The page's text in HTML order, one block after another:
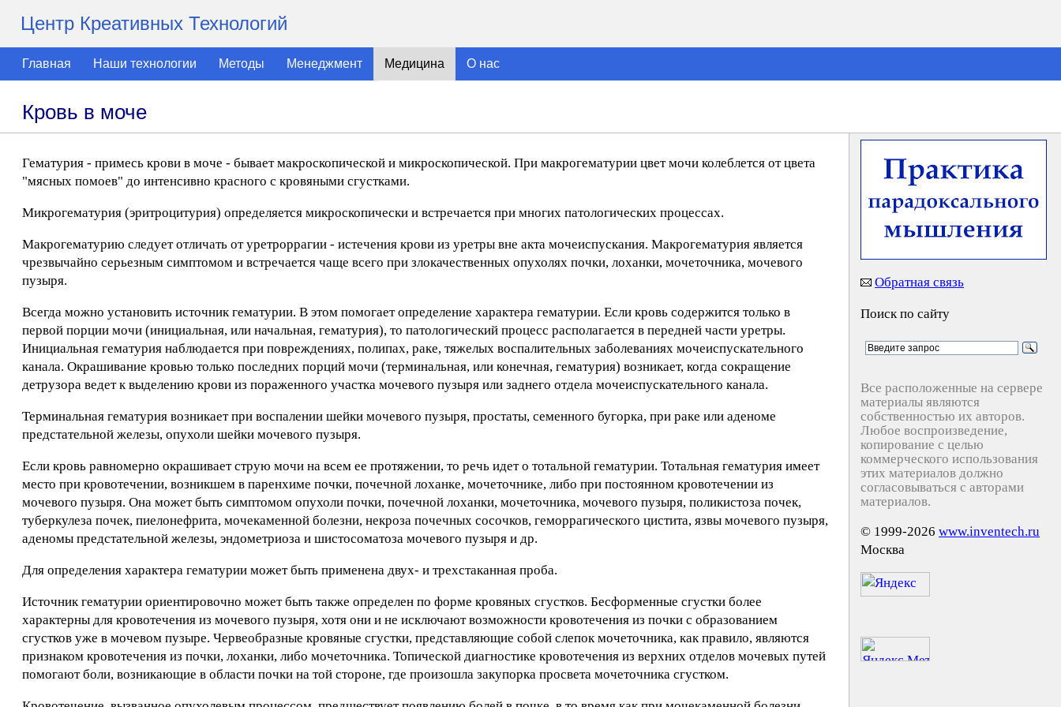
Центр Креативных Технологий
Главная Наши технологии Методы Менеджмент Медицина О нас
Кровь в моче
Гематурия - примесь крови в моче - бывает макроскопической и микроскопической. При макрогематурии цвет мочи колеблется от цвета
"мясных помоев" до интенсивно красного с кровяными сгустками.
Микрогематурия (эритроцитурия) определяется микроскопически и встречается при многих патологических процессах.
Макрогематурию следует отличать от уретроррагии - истечения крови из уретры вне акта мочеиспускания. Макрогематурия является
чрезвычайно серьезным симптомом и встречается чаще всего при злокачественных опухолях почки, лоханки, мочеточника, мочевого
пузыря.
Всегда можно установить источник гематурии. В этом помогает определение характера гематурии. Если кровь содержится только в
первой порции мочи (инициальная, или начальная, гематурия), то патологический процесс располагается в передней части уретры.
Инициальная гематурия наблюдается при повреждениях, полипах, раке, тяжелых воспалительных заболеваниях мочеиспускательного
канала. Окрашивание кровью только последних порций мочи (терминальная, или конечная, гематурия) возникает, когда сокращение
детрузора ведет к выделению крови из пораженного участка мочевого пузыря или заднего отдела мочеиспускательного канала.
Терминальная гематурия возникает при воспалении шейки мочевого пузыря, простаты, семенного бугорка, при раке или аденоме
предстательной железы, опухоли шейки мочевого пузыря.
Если кровь равномерно окрашивает струю мочи на всем ее протяжении, то речь идет о тотальной гематурии. Тотальная гематурия имеет
место при кровотечении, возникшем в паренхиме почки, почечной лоханке, мочеточнике, либо при постоянном кровотечении из
мочевого пузыря. Она может быть симптомом опухоли почки, почечной лоханки, мочеточника, мочевого пузыря, поликистоза почек,
туберкулеза почек, пиелонефрита, мочекаменной болезни, некроза почечных сосочков, геморрагического цистита, язвы мочевого пузыря,
аденомы предстательной железы, эндометриоза и шистосоматоза мочевого пузыря и др.
Для определения характера гематурии может быть применена двух- и трехстаканная проба.
Источник гематурии ориентировочно может быть также определен по форме кровяных сгустков. Бесформенные сгустки более
характерны для кровотечения из мочевого пузыря, хотя они и не исключают возможности кровотечения из почки с образованием
сгустков уже в мочевом пузыре. Червеобразные кровяные сгустки, представляющие собой слепок мочеточника, как правило, являются
признаком кровотечения из почки, лоханки, либо мочеточника. Топической диагностике кровотечения из верхних отделов мочевых путей
помогают боли, возникающие в области почки на той стороне, где произошла закупорка просвета мочеточника сгустком.
Обратная связь
Поиск по сайту
Все расположенные на сервере
материалы являются
собственностью их авторов.
Любое воспроизведение,
копирование с целью
коммерческого использования
этих материалов должно
согласовываться с авторами
материалов.
© 1999-2026 www.inventech.ru
Москва